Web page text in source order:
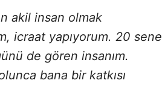
akil insan olmak
icraat yapıyorum. 20 sene
de gören insanım.
bana bir katkısı